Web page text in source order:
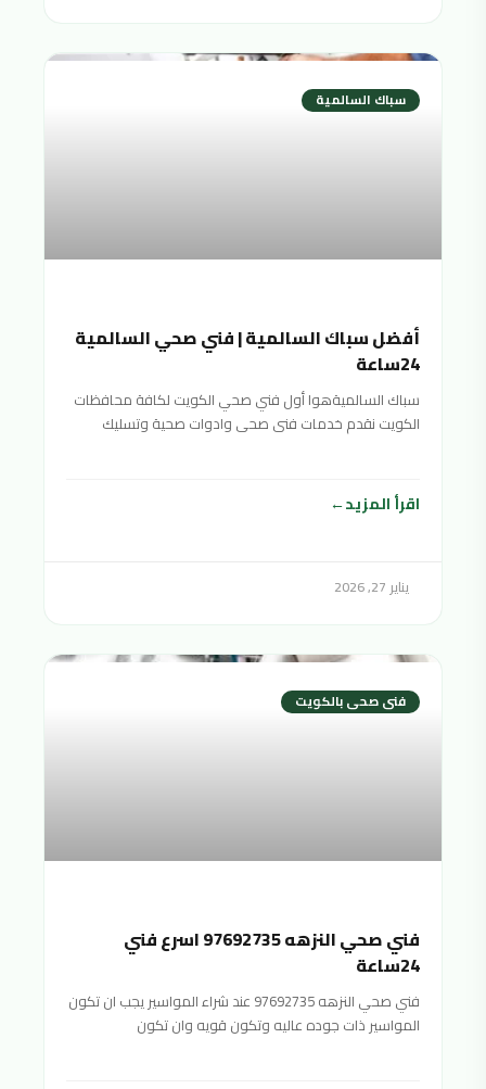
سباك السالمية
أفضل سباك السالمية | فني صحي السالمية
24ساعة
سباك السالميةهوا أول فني صحي الكويت لكافة محافظات
الكويت نقدم خدمات فنى صحى وادوات صحية وتسليك
اقرأ المزيد
يناير 27, 2026
فنى صحى بالكويت
فني صحي النزهه 97692735 اسرع فني
24ساعة
فني صحي النزهه 97692735 عند شراء المواسير يجب ان تكون
المواسير ذات جوده عاليه وتكون قويه وان تكون